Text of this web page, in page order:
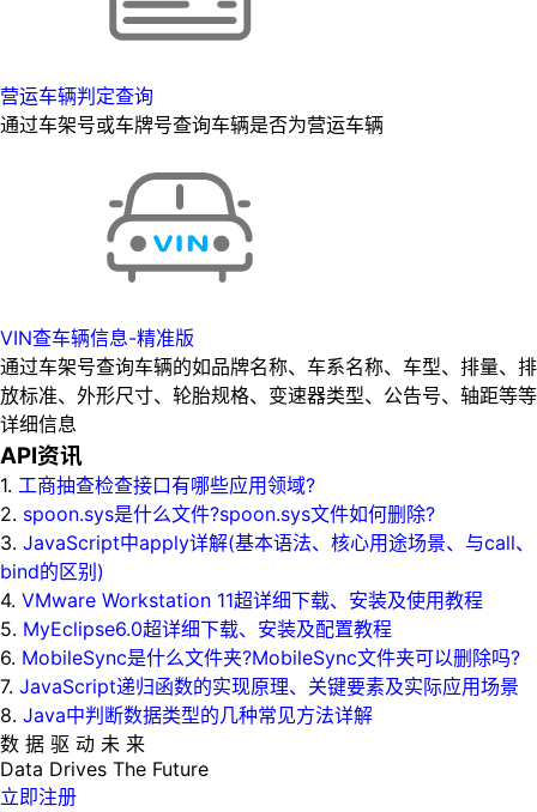
营运车辆判定查询
通过车架号或车牌号查询车辆是否为营运车辆
VIN查车辆信息-精准版
通过车架号查询车辆的如品牌名称、车系名称、车型、排量、排
放标准、外形尺寸、轮胎规格、变速器类型、公告号、轴距等等
详细信息
API资讯
1. 工商抽查检查接口有哪些应用领域?
2. spoon.sys是什么文件?spoon.sys文件如何删除?
3. JavaScript中apply详解(基本语法、核心用途场景、与call、
bind的区别)
4. VMware Workstation 11超详细下载、安装及使用教程
5. MyEclipse6.0超详细下载、安装及配置教程
6. MobileSync是什么文件夹?MobileSync文件夹可以删除吗?
7. JavaScript递归函数的实现原理、关键要素及实际应用场景
8. Java中判断数据类型的几种常见方法详解
数 据 驱 动 未 来
Data Drives The Future
立即注册